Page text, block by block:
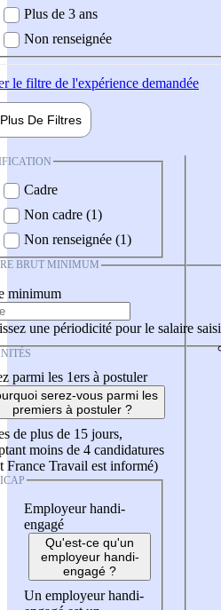
Plus de 3 ans
Non renseignée
le filtre de l'expérience demandée
Plus De Filtres
Cadre
Non cadre (1)
Non renseignée (1)
BRUT MINIMUM
minimum
une périodicité pour le salaire saisi
parmi les 1ers à postuler
serez-vous parmi les
premiers à postuler ?
de plus de 15 jours,
moins de 4 candidatures
France Travail est informé)
Employeur handi-
engagé
Qu'est-ce qu'un
employeur handi-
engagé ?
Un employeur handi-